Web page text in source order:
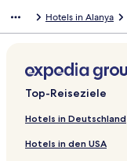
Hotels in Alanya
Top-Reiseziele
Hotels in Deutschland
Hotels in den USA